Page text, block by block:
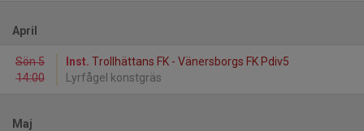
April
Sön 5
14:00
Inst. Trollhättans FK - Vänersborgs FK Pdiv5
Lyrfågel konstgräs
Maj